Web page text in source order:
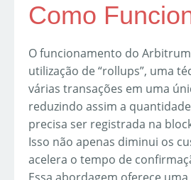
Como
O funcionamento do
utilização de “rollups”, uma
várias transações em uma
reduzindo assim a
precisa ser registrada na
Isso não apenas diminui os
acelera o tempo de